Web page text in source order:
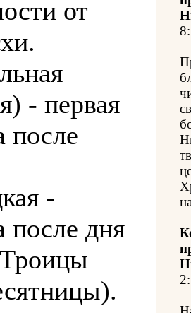
от
- первая
после
-
после дня
8:
2: